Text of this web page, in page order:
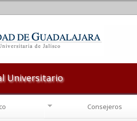
Universitario
Consejeros